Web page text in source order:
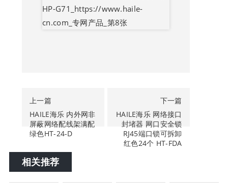
上一篇
HAILE海乐 内外网非
屏蔽网络配线架满配
绿色HT-24-D
下一篇
HAILE海乐 网络接口
封堵器 网口安全锁
RJ45端口锁可拆卸
红色24个 HT-FDA
相关推荐